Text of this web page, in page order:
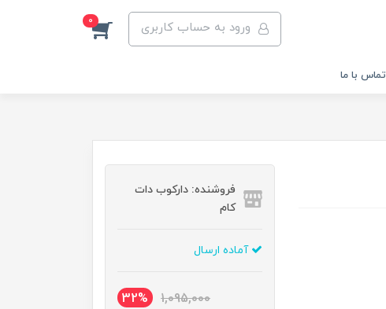
ورود به حساب کاربری 0
تماس با ما
فروشنده: دارکوب دات
کام
آماده ارسال
1,095,000
32%